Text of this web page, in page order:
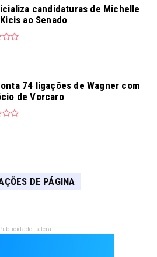
candidaturas de Michelle
ao Senado
74 ligações de Wagner com
de Vorcaro
DE PÁGINA
Lateral -